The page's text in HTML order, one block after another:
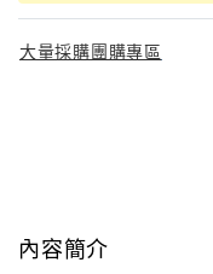
大量採購團購專區
內容簡介